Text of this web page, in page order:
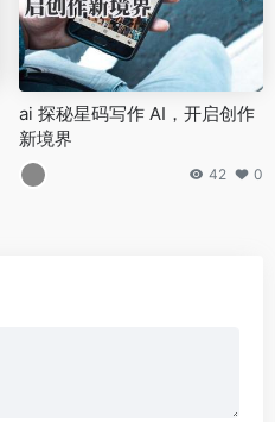
ai 探秘星码写作 AI，开启创作
新境界
42 0